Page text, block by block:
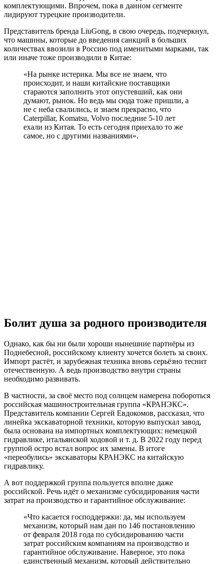
комплектующими. Впрочем, пока в данном сегменте
лидируют турецкие производители.
Представитель бренда LiuGong, в свою очередь, подчеркнул,
что машины, которые до введения санкций в больших
количествах ввозили в Россию под именитыми марками, так
или иначе тоже производили в Китае:
«На рынке истерика. Мы все не знаем, что
происходит, и наши китайские поставщики
стараются заполнить этот опустевший, как они
думают, рынок. Но ведь мы сюда тоже пришли, а
не с неба свалились, и знаем прекрасно, что
Caterpillar, Komatsu, Volvo последние 5-10 лет
ехали из Китая. То есть сегодня приехало то же
самое, но с другими названиями».
Болит душа за родного производителя
Однако, как бы ни были хороши нынешние партнёры из
Поднебесной, российскому клиенту хочется болеть за своих.
Импорт растёт, и зарубежная техника вновь серьёзно теснит
отечественную. А ведь производство внутри страны
необходимо развивать.
В частности, за своё место под солнцем намерена побороться
российская машиностроительная группа «КРАНЭКС».
Представитель компании Сергей Евдокомов, рассказал, что
линейка экскаваторной техники, которую выпускал завод,
была основана на импортных комплектующих: немецкой
гидравлике, итальянской ходовой и т. д. В 2022 году перед
группой остро встал вопрос их замены. В итоге
«переобулись» экскаваторы КРАНЭКС на китайскую
гидравлику.
А вот поддержкой группа пользуется вполне даже
российской. Речь идёт о механизме субсидирования части
затрат на производство и гарантийное обслуживание:
«Что касается господдержки: да, мы используем
механизм, который нам дан по 146 постановлению
от февраля 2018 года по субсидированию части
затрат российским компаниям на производство и
гарантийное обслуживание. Наверное, это пока
единственный механизм, который действительно